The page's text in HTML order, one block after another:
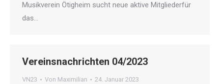
Musikverein Ötigheim sucht neue aktive Mitgliederfür
das…
Vereinsnachrichten 04/2023
VN23 Von Maximilian 24. Januar 2023